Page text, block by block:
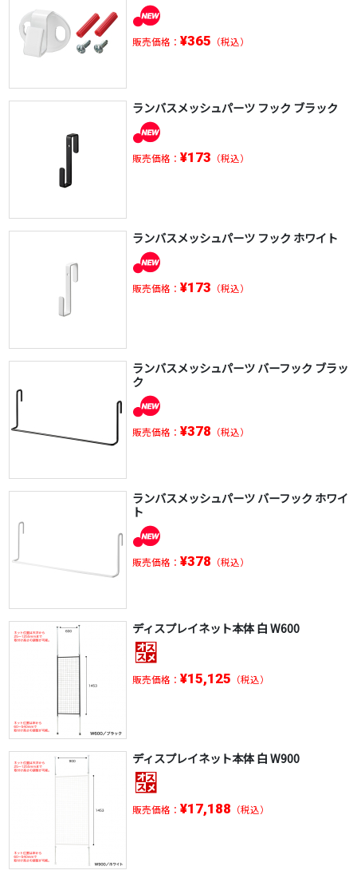
販売価格： ¥365 （税込）
ランバスメッシュパーツ フック ブラック
販売価格： ¥173 （税込）
ランバスメッシュパーツ フック ホワイト
販売価格： ¥173 （税込）
ランバスメッシュパーツ バーフック ブラッ
ク
販売価格： ¥378 （税込）
ランバスメッシュパーツ バーフック ホワイ
ト
販売価格： ¥378 （税込）
ディスプレイネット本体 白 W600
販売価格： ¥15,125 （税込）
ディスプレイネット本体 白 W900
販売価格： ¥17,188 （税込）